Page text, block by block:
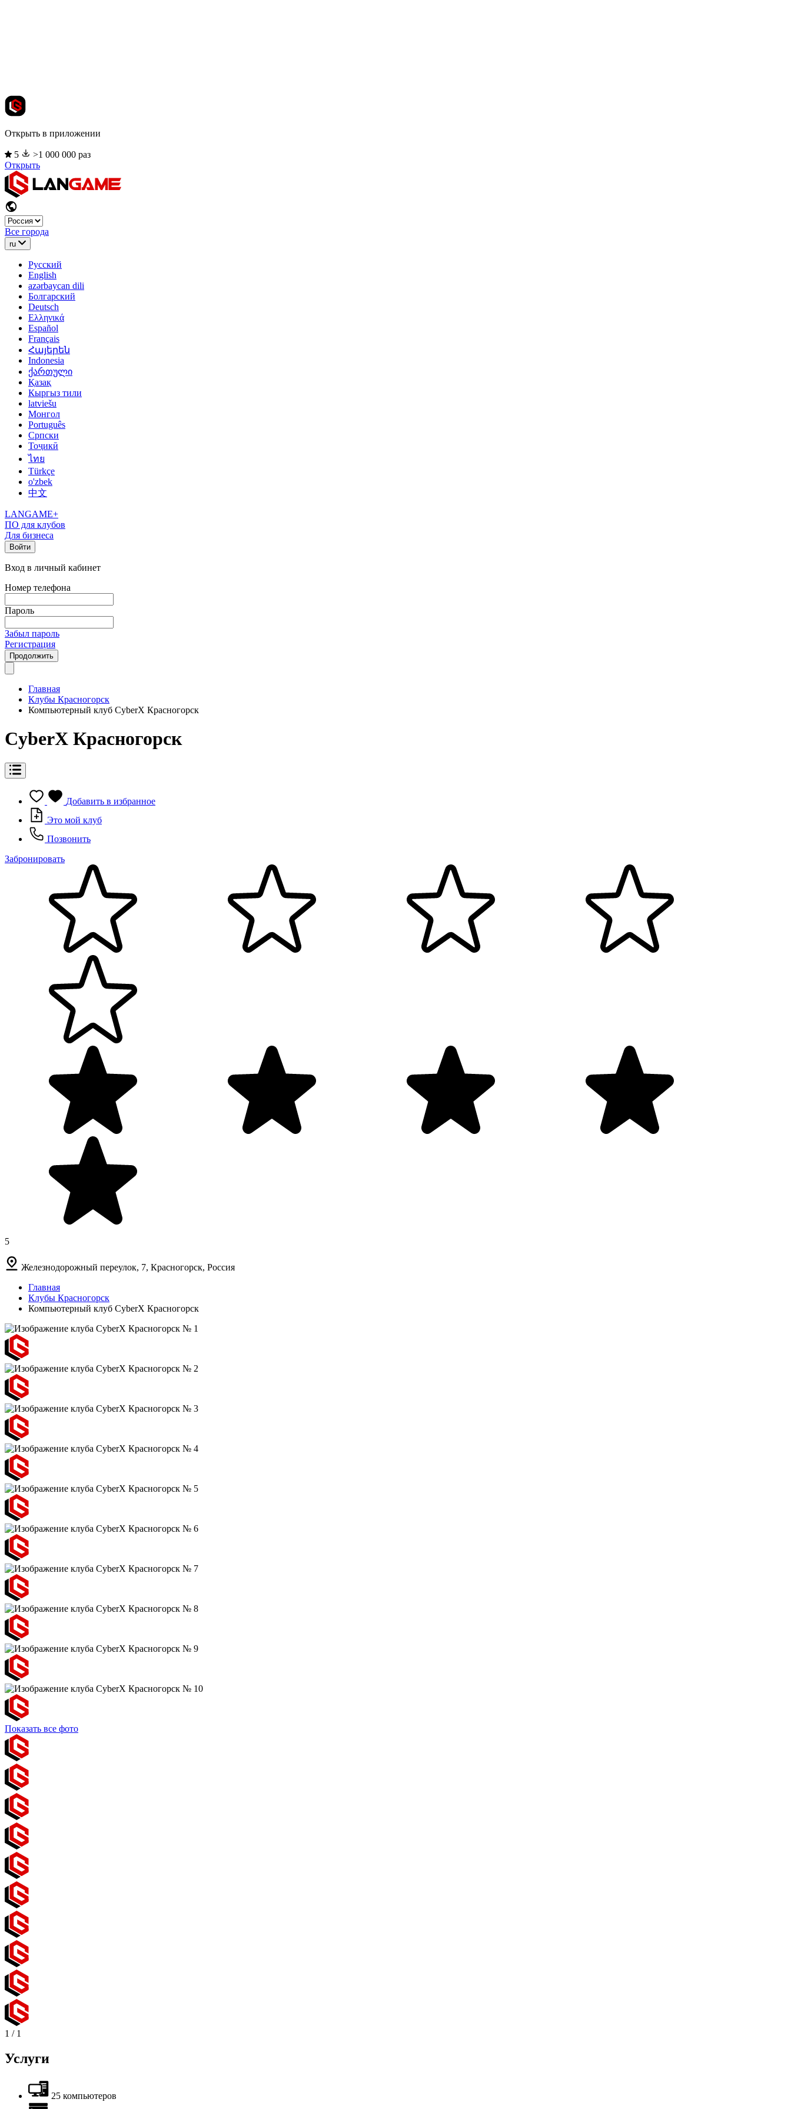
Открыть в приложении
5
>1 000 000 раз
Открыть
Все города
ru
Русский
English
azərbaycan dili
Болгарский
Deutsch
Ελληνικά
Español
Français
Հայերեն
Indonesia
ქართული
Қазақ
Кыргыз тили
latviešu
Монгол
Português
Српски
Тоҷикӣ
ไทย
Türkçe
o'zbek
中文
LANGAME+
ПО для клубов
Для бизнеса
Войти
Вход в личный кабинет
Номер телефона
Пароль
Забыл пароль
Регистрация
Продолжить
Главная
Клубы Красногорск
Компьютерный клуб CyberX Красногорск
CyberX Красногорск
Добавить в избранное
Это мой клуб
Позвонить
Забронировать
5
Железнодорожный переулок, 7, Красногорск, Россия
Главная
Клубы Красногорск
Компьютерный клуб CyberX Красногорск
Показать все фото
1 / 1
Услуги
25 компьютеров